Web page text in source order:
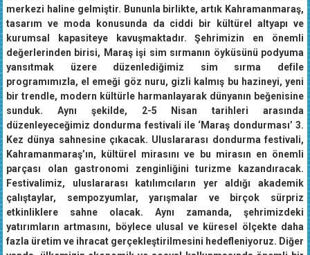
merkezi haline gelmiştir. Bununla birlikte, artık Kahramanmaraş,
tasarım ve moda konusunda da ciddi bir kültürel altyapı ve
kurumsal kapasiteye kavuşmaktadır. Şehrimizin en önemli
değerlerinden birisi, Maraş işi sim sırmanın öyküsünü podyuma
yansıtmak üzere düzenlediğimiz sim sırma defile
programımızla, el emeği göz nuru, gizli kalmış bu hazineyi, yeni
bir trendle, modern kültürle harmanlayarak dünyanın beğenisine
sunduk. Aynı şekilde, 2-5 Nisan tarihleri arasında
düzenleyeceğimiz dondurma festivali ile ‘Maraş dondurması’ 3.
Kez dünya sahnesine çıkacak. Uluslararası dondurma festivali,
Kahramanmaraş’ın, kültürel mirasını ve bu mirasın en önemli
parçası olan gastronomi zenginliğini turizme kazandıracak.
Festivalimiz, uluslararası katılımcıların yer aldığı akademik
çalıştaylar, sempozyumlar, yarışmalar ve birçok sürpriz
etkinliklere sahne olacak. Aynı zamanda, şehrimizdeki
yatırımların artmasını, böylece ulusal ve küresel ölçekte daha
fazla üretim ve ihracat gerçekleştirilmesini hedefleniyoruz. Diğer